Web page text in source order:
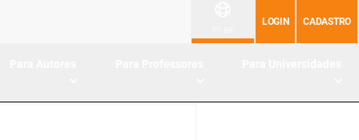
LOGIN CADASTRO